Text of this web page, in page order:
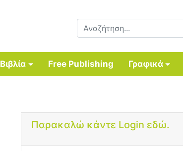
Βιβλία Free Publishing Γραφικά
Παρακαλώ κάντε Login εδώ.